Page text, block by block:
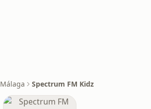
Málaga Spectrum FM Kidz